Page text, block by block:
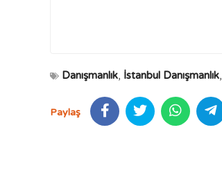
Danışmanlık, İstanbul Danışmanlık,
Paylaş